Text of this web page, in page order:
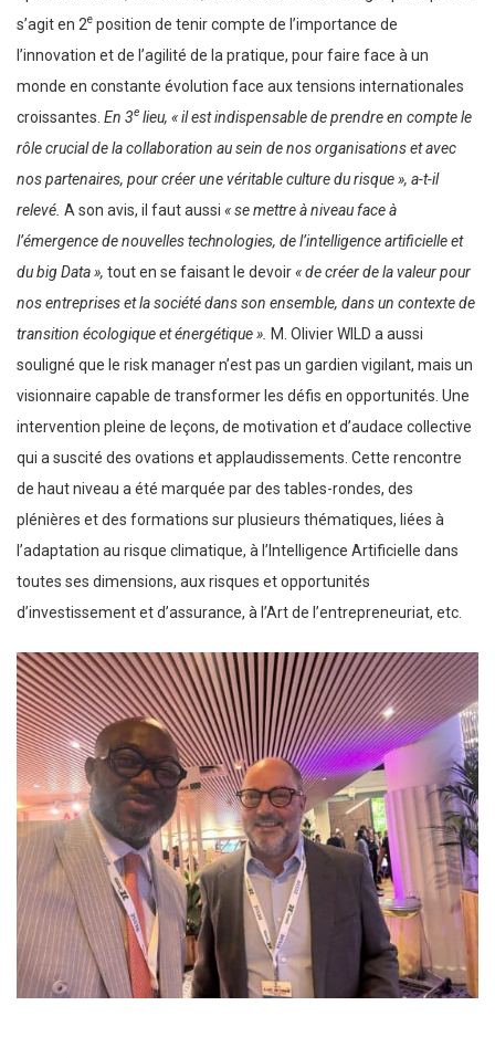
s’agit en 2e position de tenir compte de l’importance de
l’innovation et de l’agilité de la pratique, pour faire face à un
monde en constante évolution face aux tensions internationales
croissantes. En 3e lieu, « il est indispensable de prendre en compte le
rôle crucial de la collaboration au sein de nos organisations et avec
nos partenaires, pour créer une véritable culture du risque », a-t-il
relevé. A son avis, il faut aussi « se mettre à niveau face à
l’émergence de nouvelles technologies, de l’intelligence artificielle et
du big Data », tout en se faisant le devoir« de créer de la valeur pour
nos entreprises et la société dans son ensemble, dans un contexte de
transition écologique et énergétique ». M. Olivier WILD a aussi
souligné que le risk manager n’est pas un gardien vigilant, mais un
visionnaire capable de transformer les défis en opportunités. Une
intervention pleine de leçons, de motivation et d’audace collective
qui a suscité des ovations et applaudissements. Cette rencontre
de haut niveau a été marquée par des tables-rondes, des
plénières et des formations sur plusieurs thématiques, liées à
l’adaptation au risque climatique, à l’Intelligence Artificielle dans
toutes ses dimensions, aux risques et opportunités
d’investissement et d’assurance, à l’Art de l’entrepreneuriat, etc.